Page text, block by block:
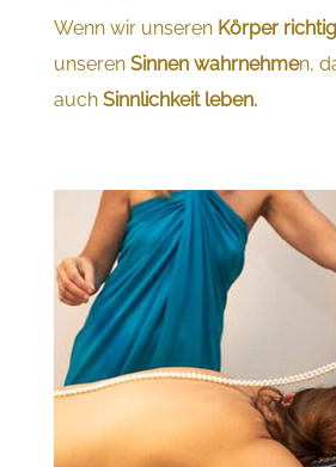
Wenn wir unseren Körper
unseren Sinnen wahrnehmen,
auch Sinnlichkeit leben.